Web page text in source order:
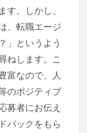
す。しかし、
、転職エージ
」というよう
ねします。こ
富なので、人
のポジティブ
募者にお伝え
バックをもら